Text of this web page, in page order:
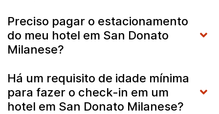
Preciso pagar o estacionamento
do meu hotel em San Donato
Milanese?
Há um requisito de idade mínima
para fazer o check-in em um
hotel em San Donato Milanese?